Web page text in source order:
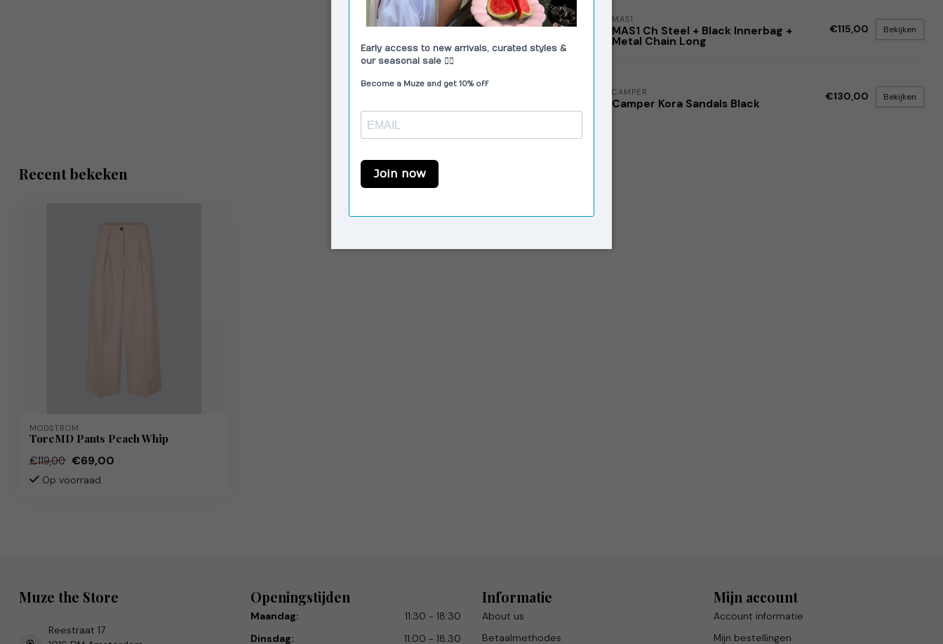
MAS1
MAS1 Ch Steel + Black Innerbag +
Metal Chain Long
€115,00 Bekijken
CAMPER
Camper Kora Sandals Black
€130,00 Bekijken
Recent bekeken
MODSTRÖM
ToreMD Pants Peach Whip
€119,00 €69,00
Op voorraad
Muze the Store
Reestraat 17
Openingstijden
Maandag:
11:30 - 18:30
Dinsdag:
11:00 - 18.30
Informatie
About us
Betaalmethodes
Mijn account
Account informatie
Mijn bestellingen